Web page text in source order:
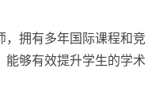
，拥有多年国际课程和竞
能够有效提升学生的学术